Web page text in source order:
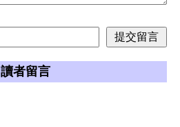
讀者留言